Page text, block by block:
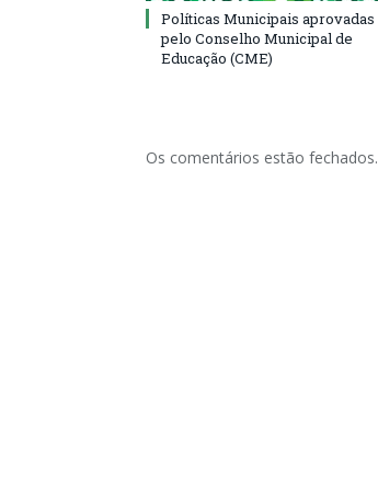
Políticas Municipais aprovadas
pelo Conselho Municipal de
Educação (CME)
Os comentários estão fechados.